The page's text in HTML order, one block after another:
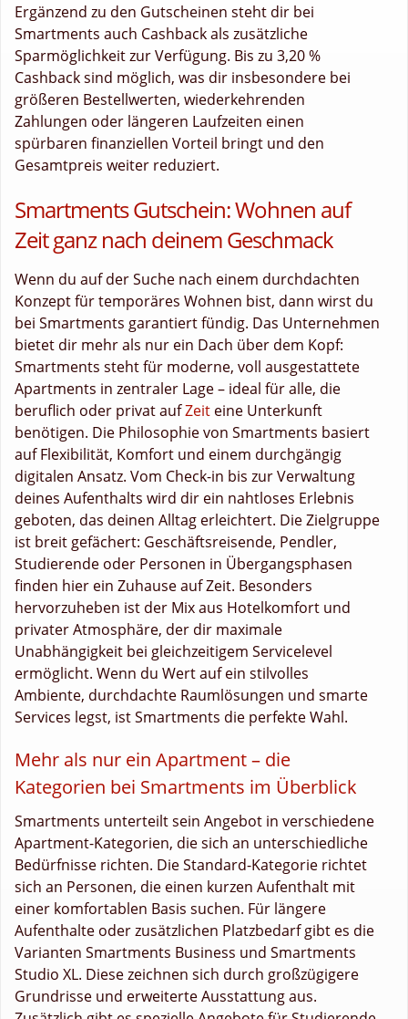
Ergänzend zu den Gutscheinen steht dir bei
Smartments auch Cashback als zusätzliche
Sparmöglichkeit zur Verfügung. Bis zu 3,20 %
Cashback sind möglich, was dir insbesondere bei
größeren Bestellwerten, wiederkehrenden
Zahlungen oder längeren Laufzeiten einen
spürbaren finanziellen Vorteil bringt und den
Gesamtpreis weiter reduziert.
Smartments Gutschein: Wohnen auf
Zeit ganz nach deinem Geschmack
Wenn du auf der Suche nach einem durchdachten
Konzept für temporäres Wohnen bist, dann wirst du
bei Smartments garantiert fündig. Das Unternehmen
bietet dir mehr als nur ein Dach über dem Kopf:
Smartments steht für moderne, voll ausgestattete
Apartments in zentraler Lage – ideal für alle, die
beruflich oder privat aufZeit eine Unterkunft
benötigen. Die Philosophie von Smartments basiert
auf Flexibilität, Komfort und einem durchgängig
digitalen Ansatz. Vom Check-in bis zur Verwaltung
deines Aufenthalts wird dir ein nahtloses Erlebnis
geboten, das deinen Alltag erleichtert. Die Zielgruppe
ist breit gefächert: Geschäftsreisende, Pendler,
Studierende oder Personen in Übergangsphasen
finden hier ein Zuhause auf Zeit. Besonders
hervorzuheben ist der Mix aus Hotelkomfort und
privater Atmosphäre, der dir maximale
Unabhängigkeit bei gleichzeitigem Servicelevel
ermöglicht. Wenn du Wert auf ein stilvolles
Ambiente, durchdachte Raumlösungen und smarte
Services legst, ist Smartments die perfekte Wahl.
Mehr als nur ein Apartment – die
Kategorien bei Smartments im Überblick
Smartments unterteilt sein Angebot in verschiedene
Apartment-Kategorien, die sich an unterschiedliche
Bedürfnisse richten. Die Standard-Kategorie richtet
sich an Personen, die einen kurzen Aufenthalt mit
einer komfortablen Basis suchen. Für längere
Aufenthalte oder zusätzlichen Platzbedarf gibt es die
Varianten Smartments Business und Smartments
Studio XL. Diese zeichnen sich durch großzügigere
Grundrisse und erweiterte Ausstattung aus.